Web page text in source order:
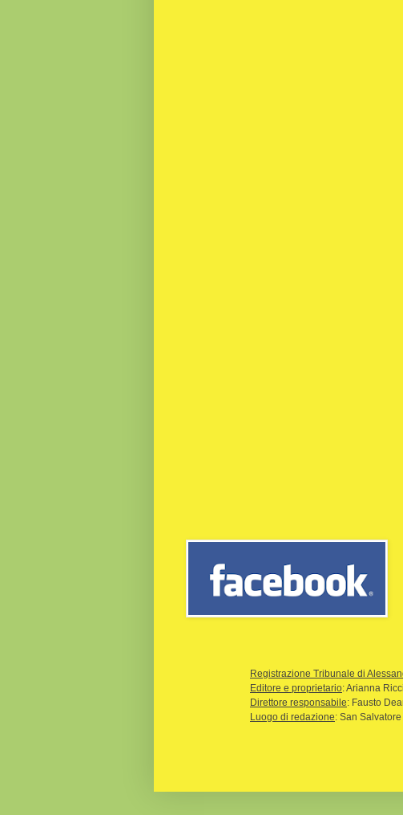
Registrazione Tribunale di
Editore e proprietario: Arianna
Direttore responsabile: Fausto
Luogo di redazione: San